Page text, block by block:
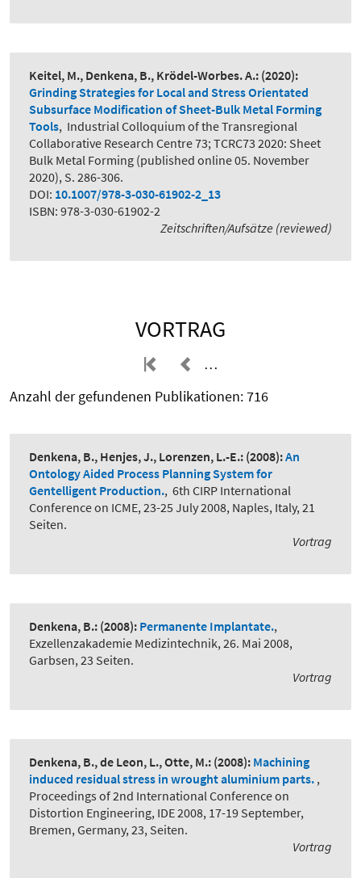
Keitel, M., Denkena, B., Krödel-Worbes. A.: (2020):
Grinding Strategies for Local and Stress Orientated
Subsurface Modification of Sheet-Bulk Metal Forming
Tools, Industrial Colloquium of the Transregional
Collaborative Research Centre 73; TCRC73 2020: Sheet
Bulk Metal Forming (published online 05. November
2020), S. 286-306.
DOI: 10.1007/978-3-030-61902-2_13
ISBN: 978-3-030-61902-2
Zeitschriften/Aufsätze (reviewed)
VORTRAG
…
Anzahl der gefundenen Publikationen: 716
Denkena, B., Henjes, J., Lorenzen, L.-E.: (2008):An
Ontology Aided Process Planning System for
Gentelligent Production., 6th CIRP International
Conference on ICME, 23-25 July 2008, Naples, Italy, 21
Seiten.
Vortrag
Denkena, B.: (2008): Permanente Implantate.,
Exzellenzakademie Medizintechnik, 26. Mai 2008,
Garbsen, 23 Seiten.
Vortrag
Denkena, B., de Leon, L., Otte, M.: (2008): Machining
induced residual stress in wrought aluminium parts. ,
Proceedings of 2nd International Conference on
Distortion Engineering, IDE 2008, 17-19 September,
Bremen, Germany, 23, Seiten.
Vortrag